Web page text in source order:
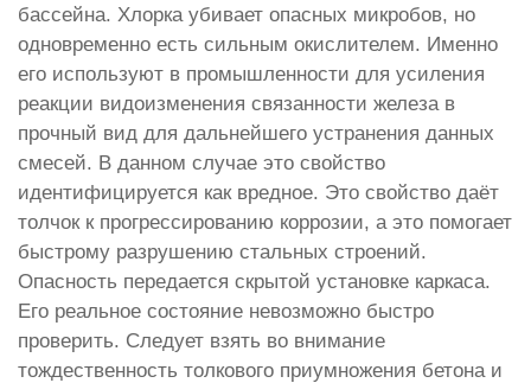
бассейна. Хлорка убивает опасных микробов, но
одновременно есть сильным окислителем. Именно
его используют в промышленности для усиления
реакции видоизменения связанности железа в
прочный вид для дальнейшего устранения данных
смесей. В данном случае это свойство
идентифицируется как вредное. Это свойство даёт
толчок к прогрессированию коррозии, а это помогает
быстрому разрушению стальных строений.
Опасность передается скрытой установке каркаса.
Его реальное состояние невозможно быстро
проверить. Следует взять во внимание
тождественность толкового приумножения бетона и